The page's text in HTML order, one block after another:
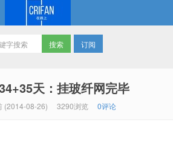
订阅
天：挂玻纤网完毕
(2014-08-26) 3290浏览 0评论